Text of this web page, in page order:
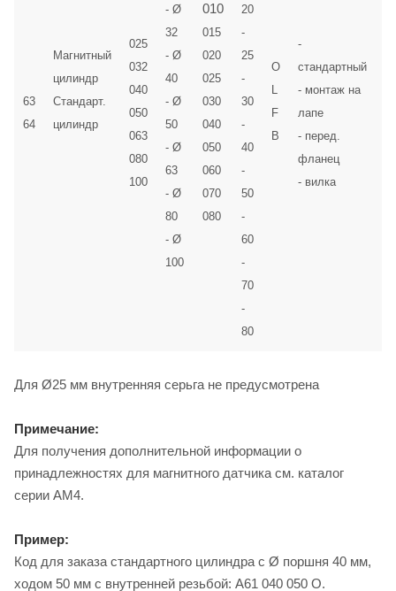
63
64
Магнитный
цилиндр
Стандарт.
цилиндр
025
032
040
050
063
080
100
- Ø
32
- Ø
40
- Ø
50
- Ø
63
- Ø
80
- Ø
100
010
015
020
025
030
040
050
060
070
080
20
-
25
-
30
-
40
-
50
-
60
-
70
-
80
O
L
F
B
-
стандартный
- монтаж на
лапе
- перед.
фланец
- вилка
Для Ø25 мм внутренняя серьга не предусмотрена
Примечание:
Для получения дополнительной информации о
принадлежностях для магнитного датчика см. каталог
серии AM4.
Пример:
Код для заказа стандартного цилиндра с Ø поршня 40 мм,
ходом 50 мм с внутренней резьбой: A61 040 050 O.